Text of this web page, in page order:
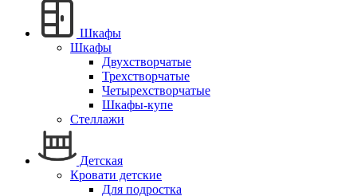
Шкафы
Шкафы
Двухстворчатые
Трехстворчатые
Четырехстворчатые
Шкафы-купе
Стеллажи
Детская
Кровати детские
Для подростка